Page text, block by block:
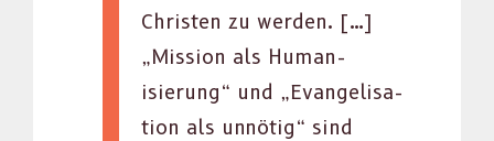
Chris­ten zu wer­den. […]
„Mis­sion als Human­
isierung“ und „Evan­ge­li­sa­
tion als unnötig“ sind